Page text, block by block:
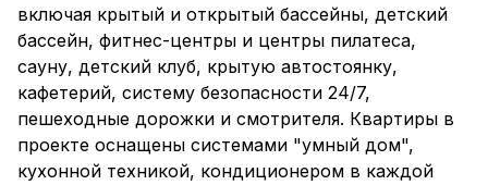
включая крытый и открытый бассейны, детский
бассейн, фитнес-центры и центры пилатеса,
сауну, детский клуб, крытую автостоянку,
кафетерий, систему безопасности 24/7,
пешеходные дорожки и смотрителя. Квартиры в
проекте оснащены системами "умный дом",
кухонной техникой, кондиционером в каждой